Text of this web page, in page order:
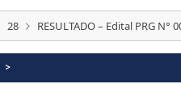
28 RESULTADO – Edital PRG N°
>